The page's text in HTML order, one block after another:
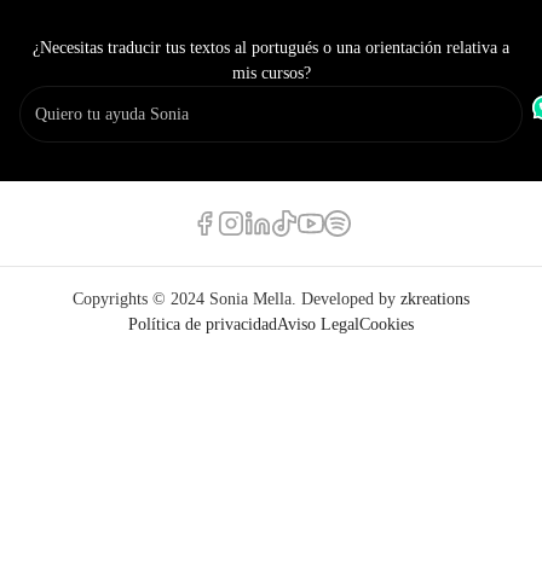
¿Necesitas traducir tus textos al portugués o una orientación relativa a
mis cursos?
Copyrights © 2024 Sonia Mella. Developed by zkreations
Política de privacidadAviso LegalCookies